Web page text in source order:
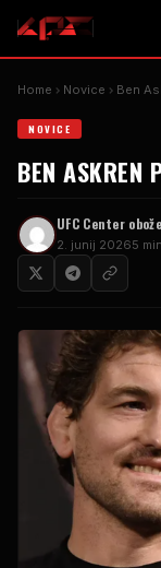
Home Novice Ben
NOVICE
BEN ASKREN
UFCCenter
2. junij 20265